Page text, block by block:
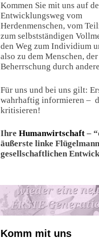
Kommen Sie mit uns auf
Entwicklungsweg vom
Herdenmenschen, vom
zum selbstständigen
den Weg zum Individium
also zu dem Menschen,
Beherrschung durch
Für uns und bei uns gilt:
wahrhaftig informieren –
kritisieren!
Ihre Humanwirtschaft –
äußerste linke
gesellschaftlichen
Komm mit uns